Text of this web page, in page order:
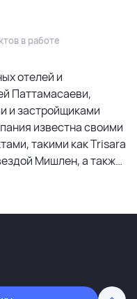
в работе
отелей и
Паттамасаеви,
и застройщиками
известна своими
такими как Trisara
Мишлен, а также
культурного
сообществ